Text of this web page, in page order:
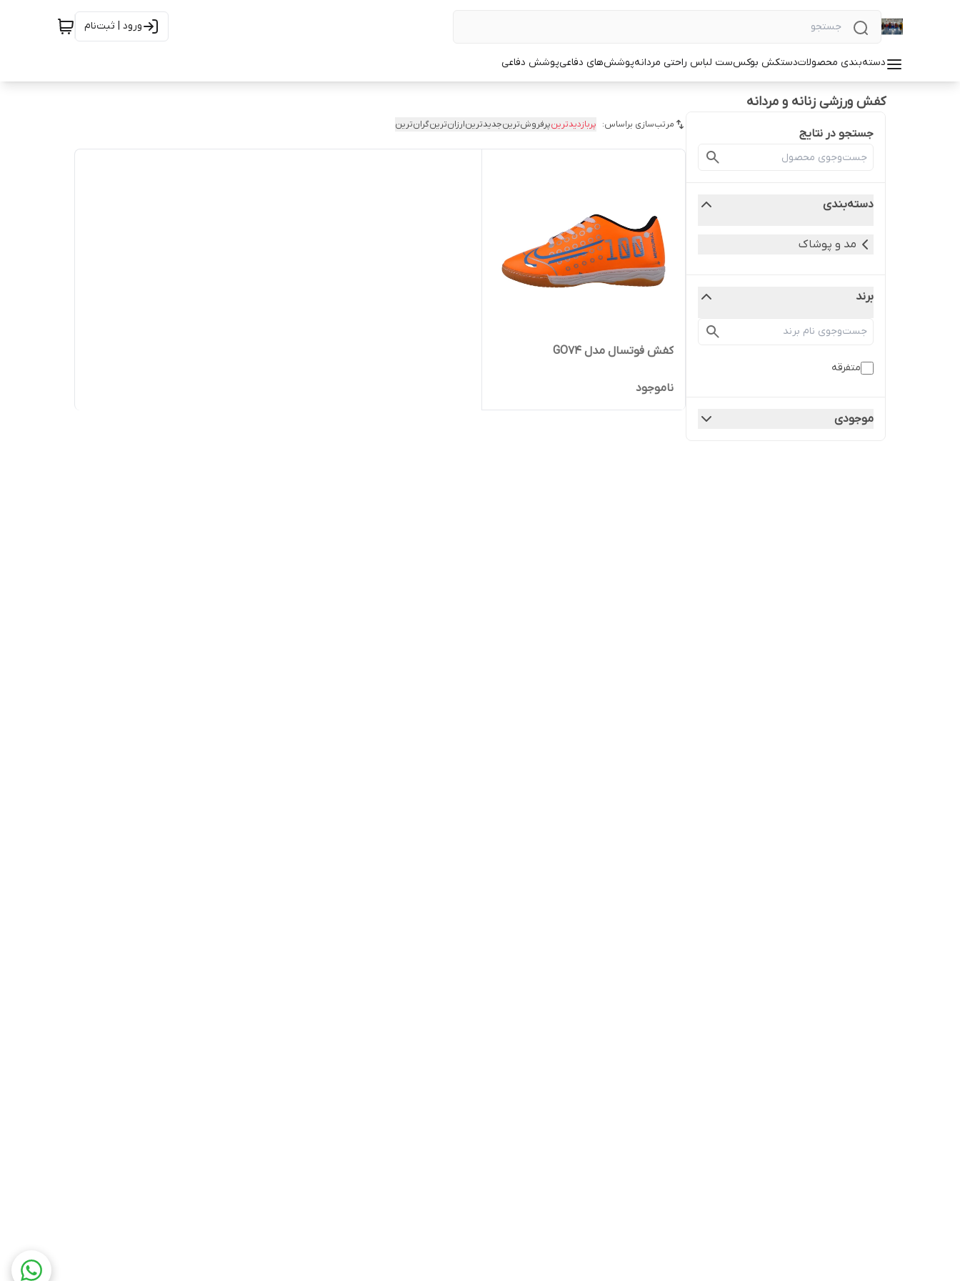
ورود | ثبت‌نام
دسته‌بندی محصولاتدستکش بوکسست لباس راحتی مردانهپوشش‌های دفاعیپوشش دفاعی
کفش ورزشی زنانه و مردانه
جستجو در نتایج
دسته‌بندی
مد و پوشاک
برند
متفرقه
موجودی
مرتب‌سازی براساس: پربازدیدترینپرفروش‌ترینجدیدترینارزان‌ترینگران‌ترین
کفش فوتسال مدل GO74
ناموجود